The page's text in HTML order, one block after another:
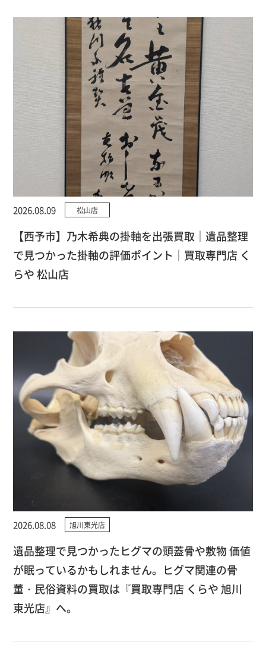
2026.08.09 松山店
【西予市】乃木希典の掛軸を出張買取｜遺品整理
で見つかった掛軸の評価ポイント｜買取専門店 く
らや 松山店
2026.08.08 旭川東光店
遺品整理で見つかったヒグマの頭蓋骨や敷物 価値
が眠っているかもしれません。ヒグマ関連の骨
董・民俗資料の買取は『買取専門店 くらや 旭川
東光店』へ。